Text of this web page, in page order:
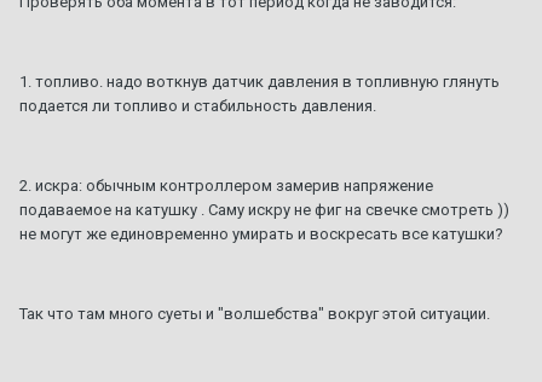
1. топливо. надо воткнув датчик давления в топливную глянуть
подается ли топливо и стабильность давления.
2. искра: обычным контроллером замерив напряжение
подаваемое на катушку . Саму искру не фиг на свечке смотреть ))
не могут же единовременно умирать и воскресать все катушки?
Так что там много суеты и "волшебства" вокруг этой ситуации.